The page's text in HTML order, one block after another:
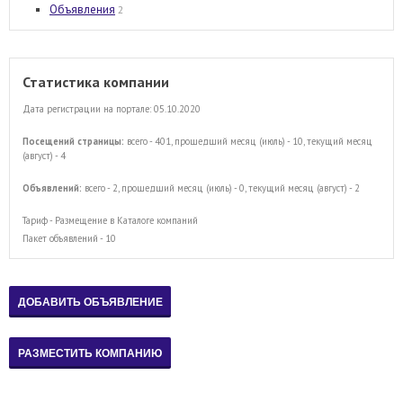
Объявления 2
Статистика компании
Дата регистрации на портале: 05.10.2020
Посещений страницы: всего - 401, прошедший месяц (июль) - 10, текущий месяц
(август) - 4
Объявлений: всего - 2, прошедший месяц (июль) - 0, текущий месяц (август) - 2
Тариф - Размещение в Каталоге компаний
Пакет объявлений - 10